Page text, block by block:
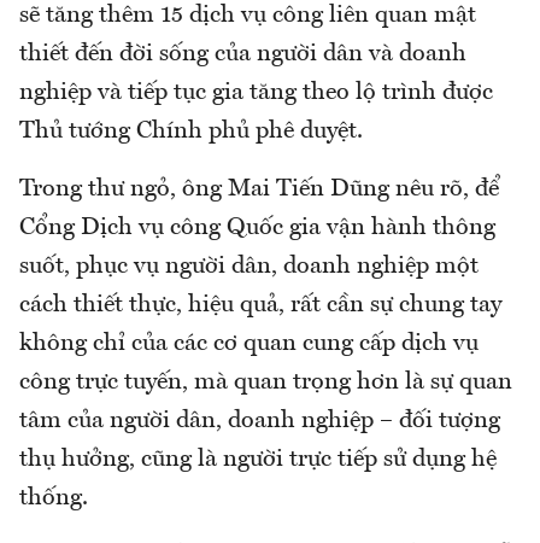
sẽ tăng thêm 15 dịch vụ công liên quan mật
thiết đến đời sống của người dân và doanh
nghiệp và tiếp tục gia tăng theo lộ trình được
Thủ tướng Chính phủ phê duyệt.
Trong thư ngỏ, ông Mai Tiến Dũng nêu rõ, để
Cổng Dịch vụ công Quốc gia vận hành thông
suốt, phục vụ người dân, doanh nghiệp một
cách thiết thực, hiệu quả, rất cần sự chung tay
không chỉ của các cơ quan cung cấp dịch vụ
công trực tuyến, mà quan trọng hơn là sự quan
tâm của người dân, doanh nghiệp – đối tượng
thụ hưởng, cũng là người trực tiếp sử dụng hệ
thống.